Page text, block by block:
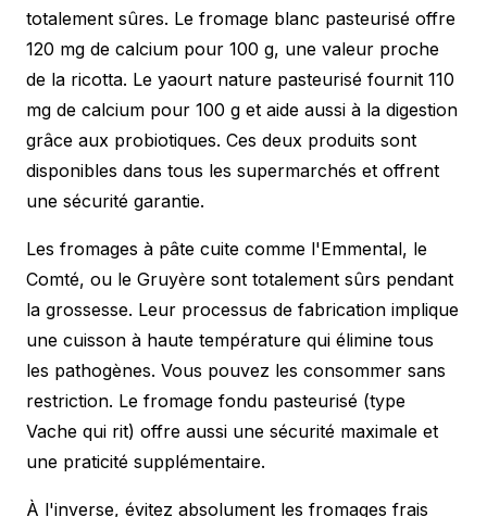
totalement sûres. Le fromage blanc pasteurisé offre
120 mg de calcium pour 100 g, une valeur proche
de la ricotta. Le yaourt nature pasteurisé fournit 110
mg de calcium pour 100 g et aide aussi à la digestion
grâce aux probiotiques. Ces deux produits sont
disponibles dans tous les supermarchés et offrent
une sécurité garantie.
Les fromages à pâte cuite comme l'Emmental, le
Comté, ou le Gruyère sont totalement sûrs pendant
la grossesse. Leur processus de fabrication implique
une cuisson à haute température qui élimine tous
les pathogènes. Vous pouvez les consommer sans
restriction. Le fromage fondu pasteurisé (type
Vache qui rit) offre aussi une sécurité maximale et
une praticité supplémentaire.
À l'inverse, évitez absolument les fromages frais